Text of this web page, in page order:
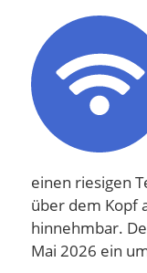
einen riesigen
über dem Kopf
hinnehmbar.
Mai 2026 ein